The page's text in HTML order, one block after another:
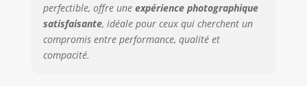
perfectible, offre une expérience photographique
satisfaisante, idéale pour ceux qui cherchent un
compromis entre performance, qualité et
compacité.